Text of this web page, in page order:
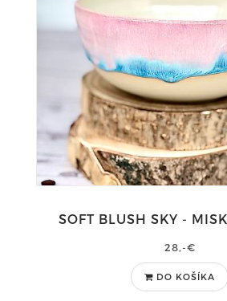
SOFT BLUSH SKY -
28,-€
DO KOŠÍKA